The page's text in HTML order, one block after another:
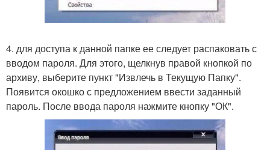
4. для доступа к данной папке ее следует распаковать с
вводом пароля. Для этого, щелкнув правой кнопкой по
архиву, выберите пункт "Извлечь в Текущую Папку".
Появится окошко с предложением ввести заданный
пароль. После ввода пароля нажмите кнопку "ОК".